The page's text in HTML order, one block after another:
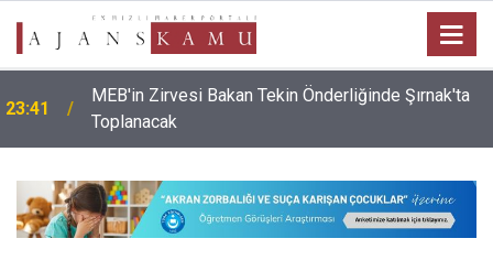
23:41
MEB'in Zirvesi Bakan Tekin Önderliğinde Şırnak'ta
Toplanacak